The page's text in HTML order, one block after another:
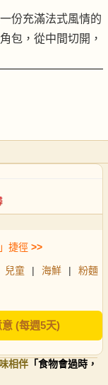
份充滿法式風情的
包，從中間切開，
捷徑 >>
兒童 | 海鮮 |
粉麵
(每週5天)
相伴 「食物會過時，